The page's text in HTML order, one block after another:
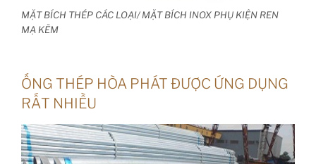
MẶT BÍCH THÉP CÁC LOẠI/ MẶT BÍCH INOX PHỤ KIỆN REN
MẠ KẼM
ỐNG THÉP HÒA PHÁT ĐƯỢC ỨNG DỤNG
RẤT NHIỀU